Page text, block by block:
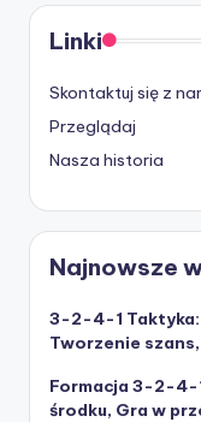
Linki
Skontaktuj się z
Przeglądaj
Nasza historia
Najnowsze
3-2-4-1 Taktyka:
Tworzenie
Formacja 3-2-4-
środku, Gra w